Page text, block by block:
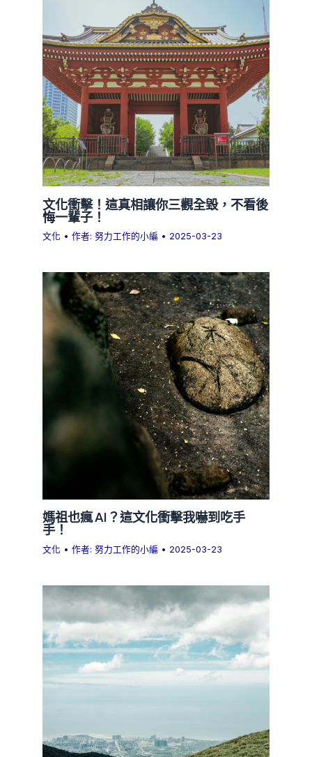
文化衝擊！這真相讓你三觀全毀，不看後
悔一輩子！
文化 • 作者:努力工作的小編 • 2025-03-23
媽祖也瘋 AI？這文化衝擊我嚇到吃手
手！
文化 • 作者:努力工作的小編 • 2025-03-23